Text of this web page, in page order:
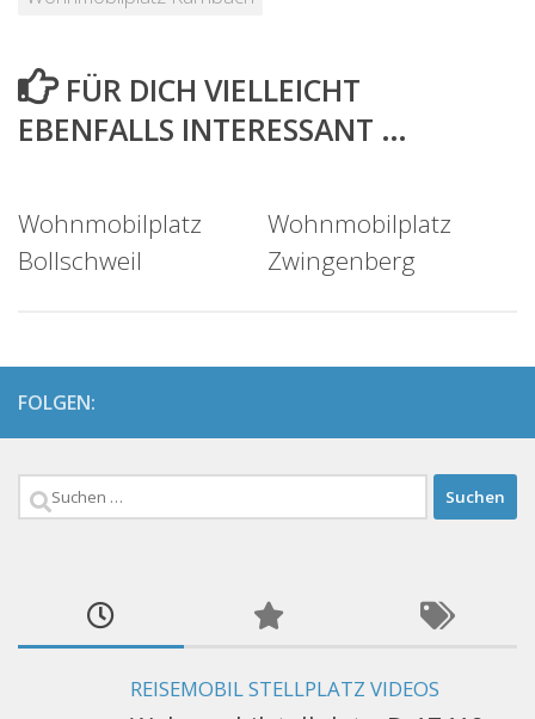
FÜR DICH VIELLEICHT
EBENFALLS INTERESSANT …
Wohnmobilplatz
Bollschweil
Wohnmobilplatz
Zwingenberg
FOLGEN:
Suchen
REISEMOBIL STELLPLATZ VIDEOS